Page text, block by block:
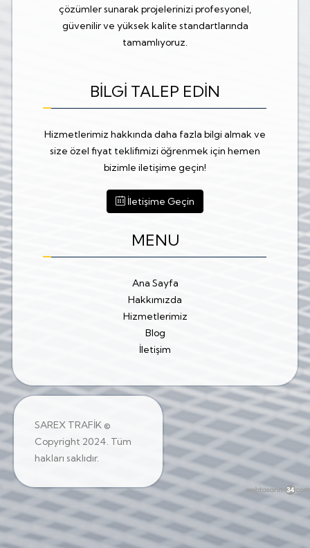
çözümler sunarak projelerinizi profesyonel,
güvenilir ve yüksek kalite standartlarında
tamamlıyoruz.
BİLGİ TALEP EDİN
Hizmetlerimiz hakkında daha fazla bilgi almak ve
size özel fiyat teklifimizi öğrenmek için hemen
bizimle iletişime geçin!
İletişime Geçin
MENU
Ana Sayfa
Hakkımızda
Hizmetlerimiz
Blog
İletişim
SAREX TRAFİK ©
Copyright 2024. Tüm
hakları saklıdır.